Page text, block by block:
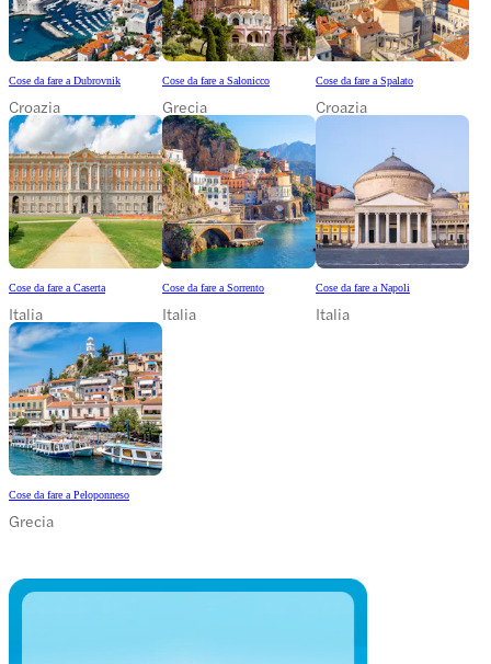
Cose da fare a Dubrovnik
Croazia
Cose da fare a Salonicco
Grecia
Cose da fare a Spalato
Croazia
Cose da fare a Caserta
Italia
Cose da fare a Sorrento
Italia
Cose da fare a Napoli
Italia
Cose da fare a Peloponneso
Grecia